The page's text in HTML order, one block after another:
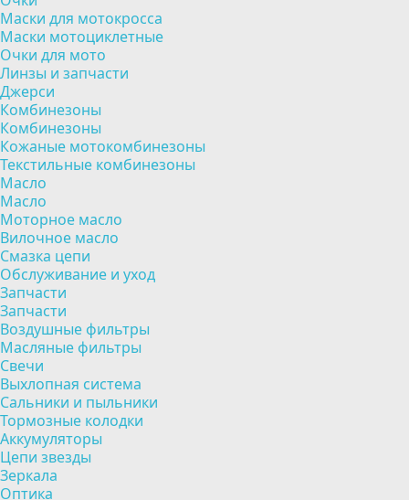
Маски для мотокросса
Маски мотоциклетные
Очки для мото
Линзы и запчасти
Джерси
Комбинезоны
Комбинезоны
Кожаные мотокомбинезоны
Текстильные комбинезоны
Масло
Масло
Моторное масло
Вилочное масло
Смазка цепи
Обслуживание и уход
Запчасти
Запчасти
Воздушные фильтры
Масляные фильтры
Свечи
Выхлопная система
Сальники и пыльники
Тормозные колодки
Аккумуляторы
Цепи звезды
Зеркала
Оптика